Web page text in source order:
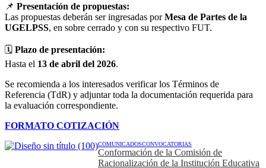
📌 Presentación de propuestas:
Las propuestas deberán ser ingresadas porMesa de Partes de la
UGELPSS, en sobre cerrado y con su respectivo FUT.
🗓️ Plazo de presentación:
Hasta el 13 de abril del 2026.
Se recomienda a los interesados verificar los Términos de
Referencia (TdR) y adjuntar toda la documentación requerida para
la evaluación correspondiente.
FORMATO COTIZACIÓN
COMUNICADOSCONVOCATORIAS
Conformación de la Comisión de
Racionalización de la Institución Educativa